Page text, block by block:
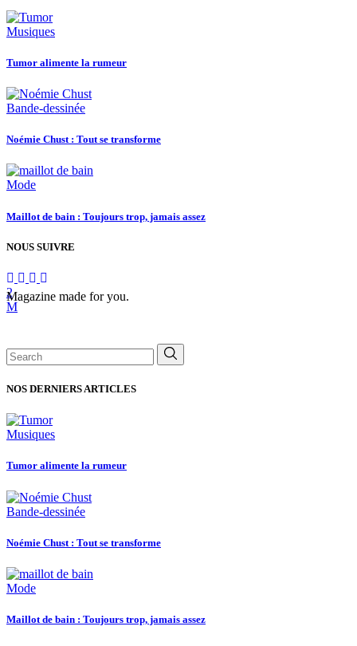
Musiques
Tumor alimente la rumeur
Bande-dessinée
Noémie Chust : Tout se transforme
Mode
Maillot de bain : Toujours trop, jamais assez
NOUS SUIVRE
Magazine made for you.
Search
for:
NOS DERNIERS ARTICLES
Musiques
Tumor alimente la rumeur
Bande-dessinée
Noémie Chust : Tout se transforme
Mode
Maillot de bain : Toujours trop, jamais assez